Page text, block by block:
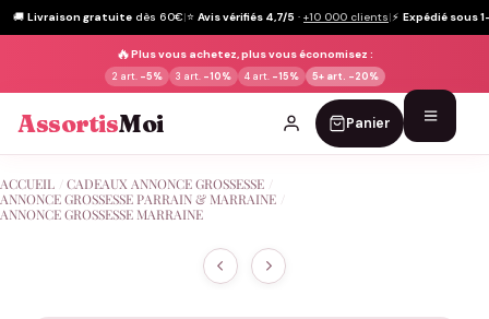
🚚 Livraison gratuite dès 60€|⭐ Avis vérifiés 4,7/5 · +10 000 clients|⚡ Expédié sous
🔥Plus vous achetez, plus vous économisez :
2 art. -5% 3 art. -10% 4 art. -15% 5+ art. -20%
AssortisMoi Panier
au
contenu
ACCUEIL CADEAUX ANNONCE GROSSESSE
ANNONCE GROSSESSE PARRAIN & MARRAINE
ANNONCE GROSSESSE MARRAINE